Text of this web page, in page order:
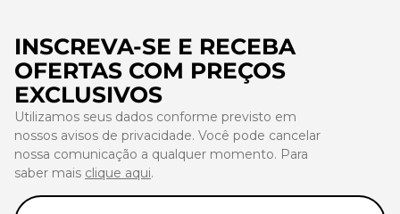
INSCREVA-SE E RECEBA
OFERTAS COM PREÇOS
EXCLUSIVOS
Utilizamos seus dados conforme previsto em
nossos avisos de privacidade. Você pode cancelar
nossa comunicação a qualquer momento. Para
saber mais clique aqui.